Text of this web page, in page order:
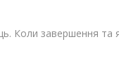
Коли завершення та